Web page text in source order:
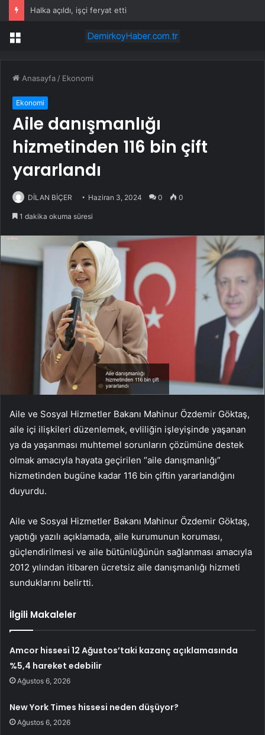
Halka açıldı, işçi feryat etti
Menü
Anasayfa / Ekonomi
Ekonomi
Aile danışmanlığı
hizmetinden 116 bin çift
yararlandı
DİLAN BİÇER Haziran 3, 2024 0 0
1 dakika okuma süresi
Aile ve Sosyal Hizmetler Bakanı Mahinur Özdemir Göktaş,
aile içi ilişkileri düzenlemek, evliliğin işleyişinde yaşanan
ya da yaşanması muhtemel sorunların çözümüne destek
olmak amacıyla hayata geçirilen “aile danışmanlığı”
hizmetinden bugüne kadar 116 bin çiftin yararlandığını
duyurdu.
Aile ve Sosyal Hizmetler Bakanı Mahinur Özdemir Göktaş,
yaptığı yazılı açıklamada, aile kurumunun koruması,
güçlendirilmesi ve aile bütünlüğünün sağlanması amacıyla
2012 yılından itibaren ücretsiz aile danışmanlığı hizmeti
sunduklarını belirtti.
İlgili Makaleler
Amcor hissesi 12 Ağustos’taki kazanç açıklamasında
%5,4 hareket edebilir
Ağustos 6, 2026
New York Times hissesi neden düşüyor?
Ağustos 6, 2026